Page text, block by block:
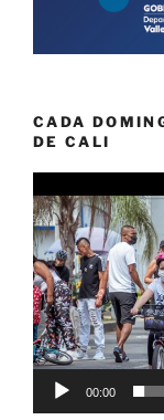
CADA
DE CALI
de
vídeo
00:00